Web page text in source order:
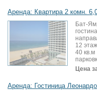
Аренда: Квартира 2 комн.
Бат-
12
40 кв.м
Цена
Аренда: Гостиница